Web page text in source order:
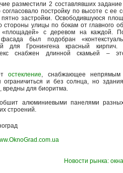
разместили 2 составлявших
согласовало постройку по высоте с ее
застройки. Освободившуюся
стороны улицы по бокам от главного
«площадей» с деревом на каждой.
фасада был подобран
для Гронингена красный
снабжен длинной скамьей –
остекление, снабжающее непрямым
и без солнца, но здания
вредны для биоритма.
обшит алюминиевыми панелями
строений.
Новости рынка: